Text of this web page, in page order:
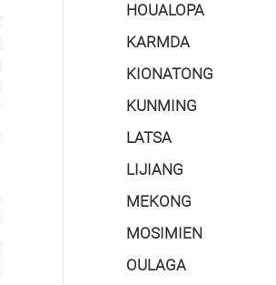
HOUALOPA
KARMDA
KIONATONG
KUNMING
LATSA
LIJIANG
MEKONG
MOSIMIEN
OULAGA